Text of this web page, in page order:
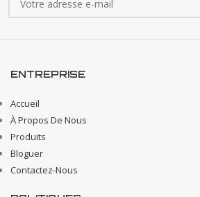
ENTREPRISE
Accueil
À Propos De Nous
Produits
Bloguer
Contactez-Nous